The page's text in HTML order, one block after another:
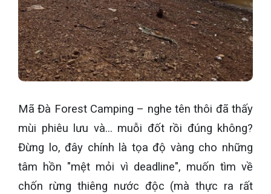
Mã Đà Forest Camping – nghe tên thôi đã thấy
mùi phiêu lưu và... muỗi đốt rồi đúng không?
Đừng lo, đây chính là tọa độ vàng cho những
tâm hồn "mệt mỏi vì deadline", muốn tìm về
chốn rừng thiêng nước độc (mà thực ra rất